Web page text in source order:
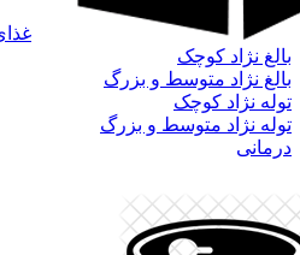
بالغ نژاد کوچک
بالغ نژاد متوسط و بزرگ
توله نژاد کوچک
توله نژاد متوسط و بزرگ
درمانی